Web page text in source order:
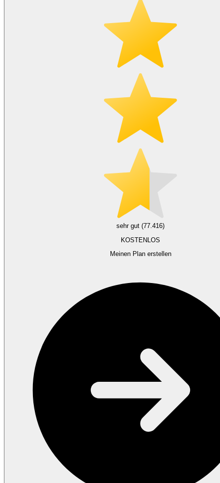
sehr gut (77.416)
KOSTENLOS
Meinen Plan erstellen